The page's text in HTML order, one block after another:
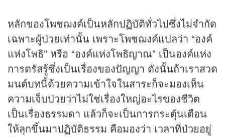
หลักของโพชฌงค์เป็นหลักปฏิบัติทั่วไปซึ่งไม่จำกัด
เฉพาะผู้ป่วยเท่านั้น เพราะโพชฌงค์แปลว่า “องค์
แห่งโพธิ” หรือ “องค์แห่งโพธิญาณ” เป็นองค์แห่ง
การตรัสรู้ซึ่งเป็นเรื่องของปัญญา ดังนั้นถ้าเราสวด
มนต์บทนี้ด้วยความเข้าใจในสาระก็จะมองเห็น
ความเจ็บป่วยว่าไม่ใช่เรื่องใหญ่อะไรของชีวิต
เป็นเรื่องธรรมดา แล้วก็จะเป็นการกระตุ้นเตือน
ให้ลุกขึ้นมาปฏิบัติธรรม คือมองว่า เวลาที่ป่วยอยู่